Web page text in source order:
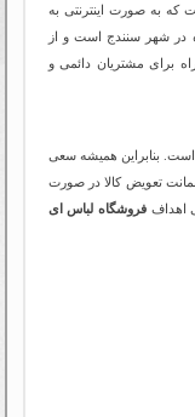
است. ولی تقریبا ۴ سال است که به صورت اینترنتی به
در شهر سنندج است و از
برای مشتریان دائمی و
بنابراین همیشه سعی
تعویض کالا در صورت
اهداففروشگاه لباس ای